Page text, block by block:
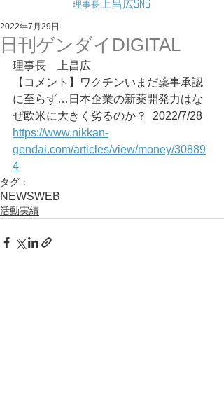
理事長 上昌広SNS
日刊ゲンダイDIGITAL
2022年7月29日
理事長　上昌広
【コメント】ワクチンいまだ薬事承認
に至らず…日本企業の新薬開発力はな
ぜ欧米に大きく劣るのか？	2022/7/28
https://www.nikkan-
gendai.com/articles/view/money/30889
4
タグ：
NEWSWEB
活動実績